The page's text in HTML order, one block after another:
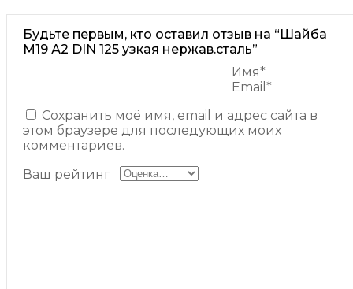
Будьте первым, кто оставил отзыв на “Шайба
М19 А2 DIN 125 узкая нержав.сталь”
Имя*
Email*
Сохранить моё имя, email и адрес сайта в
этом браузере для последующих моих
комментариев.
Ваш рейтинг